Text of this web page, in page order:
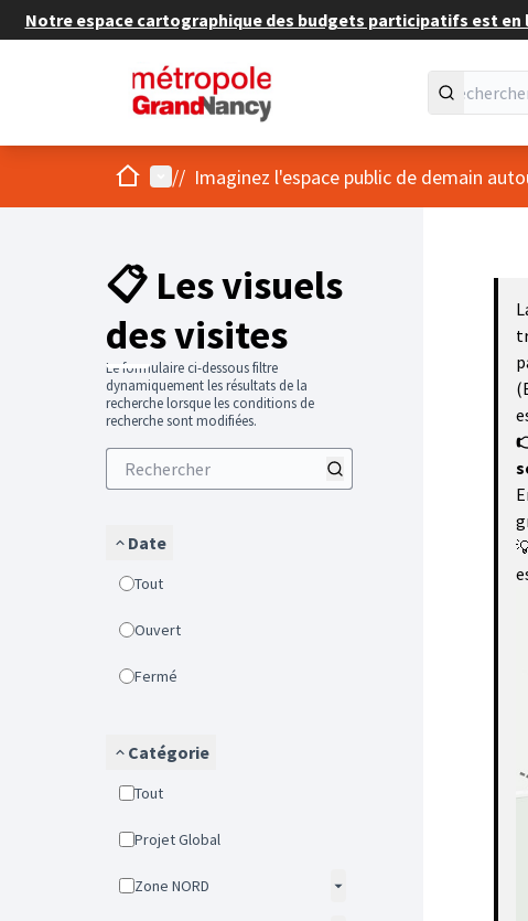
Notre espace cartographique des budgets participatifs est en
AccueilMenu principal
// Imaginez l'espace public de demain
📋 Les visuels
des visites
Le formulaire ci-dessous filtre
dynamiquement les résultats de la
recherche lorsque les conditions de
recherche sont modifiées.
Date
Tout
Ouvert
Fermé
Catégorie
Tout
Projet Global
Zone NORD